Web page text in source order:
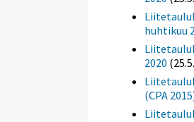
huhtikuu
2020
(CPA